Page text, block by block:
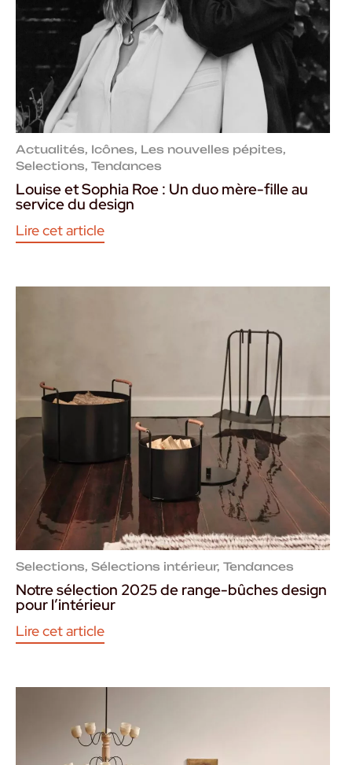
Actualités, Icônes, Les nouvelles pépites,
Selections, Tendances
Louise et Sophia Roe : Un duo mère-fille au
service du design
Lire cet article
Selections, Sélections intérieur, Tendances
Notre sélection 2025 de range-bûches design
pour l’intérieur
Lire cet article